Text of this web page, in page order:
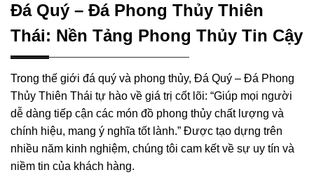
Đá Quý – Đá Phong Thủy Thiên
Thái: Nền Tảng Phong Thủy Tin Cậy
Trong thế giới đá quý và phong thủy, Đá Quý – Đá Phong
Thủy Thiên Thái tự hào về giá trị cốt lõi: “Giúp mọi người
dễ dàng tiếp cận các món đồ phong thủy chất lượng và
chính hiệu, mang ý nghĩa tốt lành.” Được tạo dựng trên
nhiều năm kinh nghiệm, chúng tôi cam kết về sự uy tín và
niềm tin của khách hàng.